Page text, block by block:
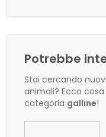
Potrebbe
Stai cercando
animali? Ecco
categoria galline!